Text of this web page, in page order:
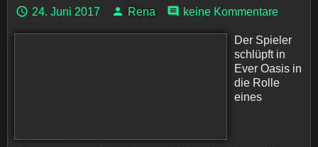
24. Juni 2017 Rena keine Kommentare
Der Spieler
schlüpft in
Ever Oasis in
die Rolle
eines